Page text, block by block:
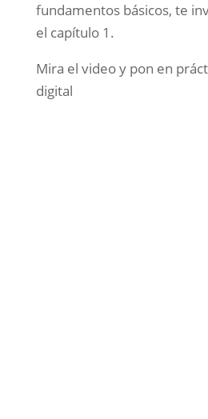
fundamentos básicos, te
el capítulo 1.
Mira el video y pon en
digital